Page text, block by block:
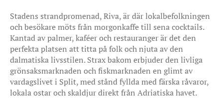
Stadens strandpromenad, Riva, är där lokalbefolkningen
och besökare möts från morgonkaffe till sena cocktails.
Kantad av palmer, kaféer och restauranger är det den
perfekta platsen att titta på folk och njuta av den
dalmatiska livsstilen. Strax bakom erbjuder den livliga
grönsaksmarknaden och fiskmarknaden en glimt av
vardagslivet i Split, med stånd fyllda med färska råvaror,
lokala ostar och skaldjur direkt från Adriatiska havet.